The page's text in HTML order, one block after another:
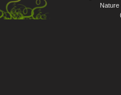
Nature